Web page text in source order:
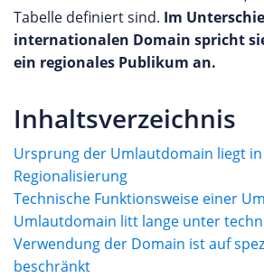
Tabelle definiert sind. Im
internationalen Domain spricht
ein regionales Publikum an.
Inhaltsverzeichnis
Ursprung der Umlautdomain liegt
Regionalisierung
Technische Funktionsweise einer
Umlautdomain litt lange unter
Verwendung der Domain ist auf
beschränkt